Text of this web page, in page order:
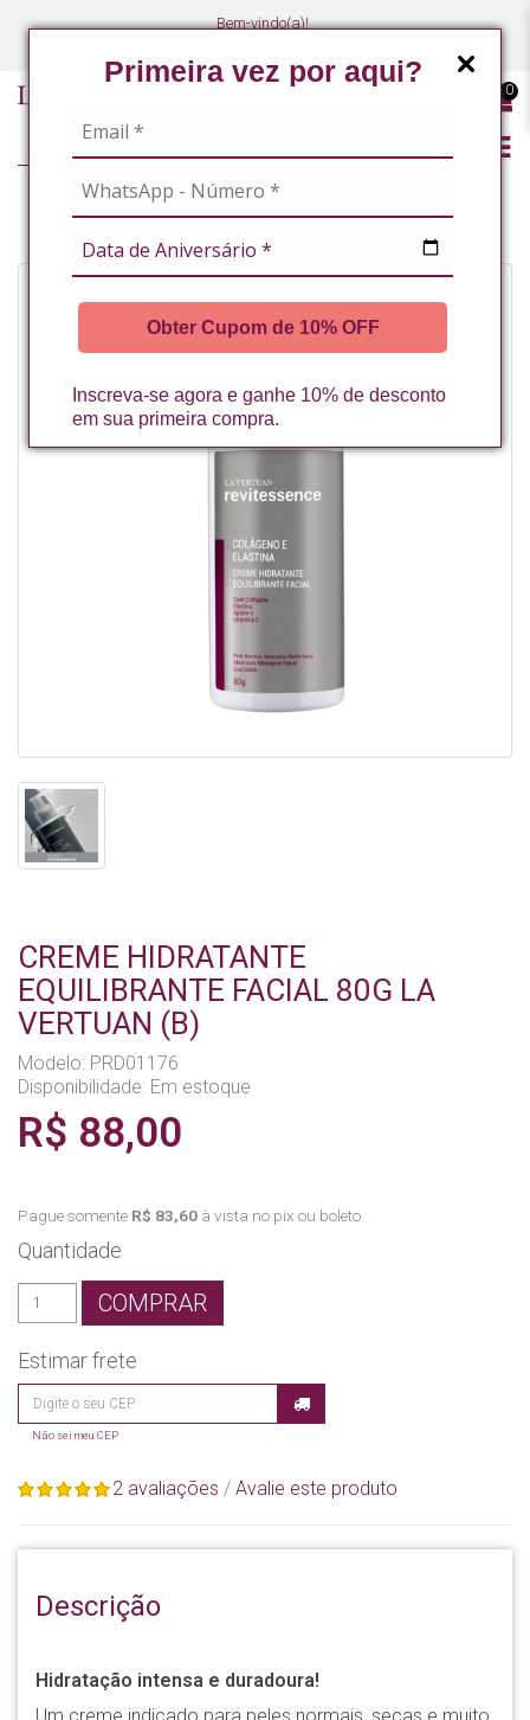
Primeira vez por aqui?
Obter Cupom de 10% OFF
Inscreva-se agora e ganhe 10% de desconto
em sua primeira compra.
Bem-vindo(a)!
0
CREME HIDRATANTE
EQUILIBRANTE FACIAL 80G LA
VERTUAN (B)
Modelo: PRD01176
Disponibilidade: Em estoque
R$ 88,00
Pague somente R$ 83,60 à vista no pix ou boleto.
Quantidade
COMPRAR
Estimar frete
Não sei meu CEP
2 avaliações / Avalie este produto
Descrição
Hidratação intensa e duradoura!